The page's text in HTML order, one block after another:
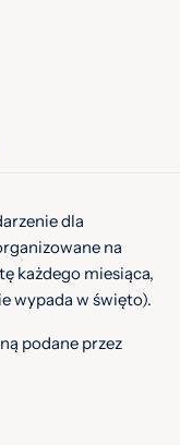
dla
na
każdego miesiąca,
wypada w święto).
podane przez